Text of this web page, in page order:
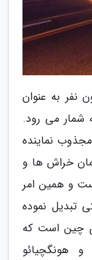
جمعیتی بیش از 23 میلیون نفر به عنوان
شمار می رود.
نماینده
خراش ها و
و همین امر
تبدیل نموده
چین است که
هونگچیائو